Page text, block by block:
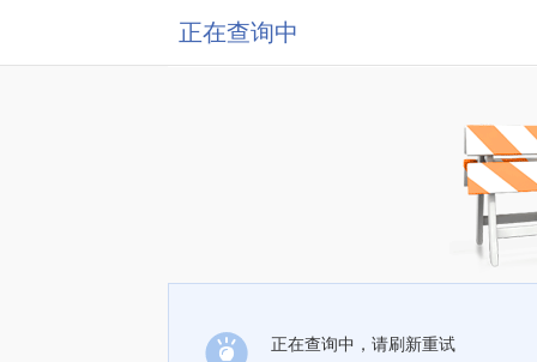
正在查询中
正在查询中，请刷新重试